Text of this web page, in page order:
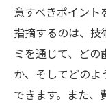
意すべきポイント
指摘するのは、技
ミを通じて、ど
か、そしてどの
できます。また、